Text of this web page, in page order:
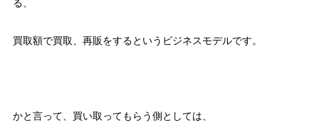
る、
買取額で買取、再販をするというビジネスモデルです。
かと言って、買い取ってもらう側としては、